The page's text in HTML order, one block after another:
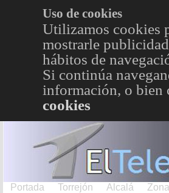
Uso de cookies
Utilizamos cookies
mostrarle
hábitos de
Si continúa
información, o bien
cookies
Portada Torrejón Alcalá